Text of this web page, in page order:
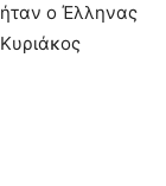
ο Έλληνας